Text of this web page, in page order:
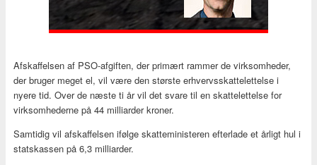
Afskaffelsen af PSO-afgiften, der primært rammer de virksomheder,
der bruger meget el, vil være den største erhvervsskattelettelse i
nyere tid. Over de næste ti år vil det svare til en skattelettelse for
virksomhederne på 44 milliarder kroner.
Samtidig vil afskaffelsen ifølge skatteministeren efterlade et årligt hul i
statskassen på 6,3 milliarder.